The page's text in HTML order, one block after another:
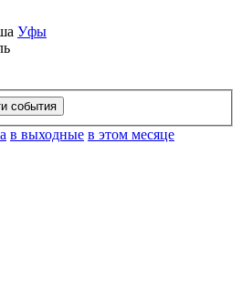
Уфы
в выходные в этом месяце